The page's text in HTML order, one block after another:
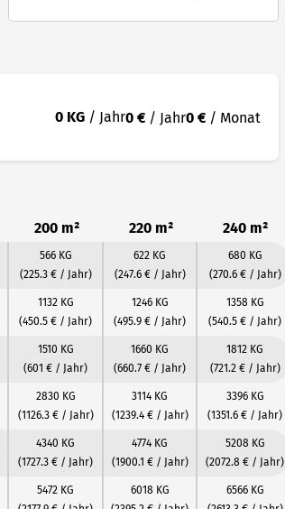
0 KG / Jahr0 € / Jahr0 € / Monat
200 m² 220 m² 240 m²
566 KG
(225.3 € / Jahr)
622 KG
(247.6 € / Jahr)
680 KG
(270.6 € / Jahr)
1132 KG
(450.5 € / Jahr)
1246 KG
(495.9 € / Jahr)
1358 KG
(540.5 € / Jahr)
1510 KG
(601 € / Jahr)
1660 KG
(660.7 € / Jahr)
1812 KG
(721.2 € / Jahr)
2830 KG
(1126.3 € / Jahr)
3114 KG
(1239.4 € / Jahr)
3396 KG
(1351.6 € / Jahr)
4340 KG
(1727.3 € / Jahr)
4774 KG
(1900.1 € / Jahr)
5208 KG
(2072.8 € / Jahr)
5472 KG
6018 KG
6566 KG